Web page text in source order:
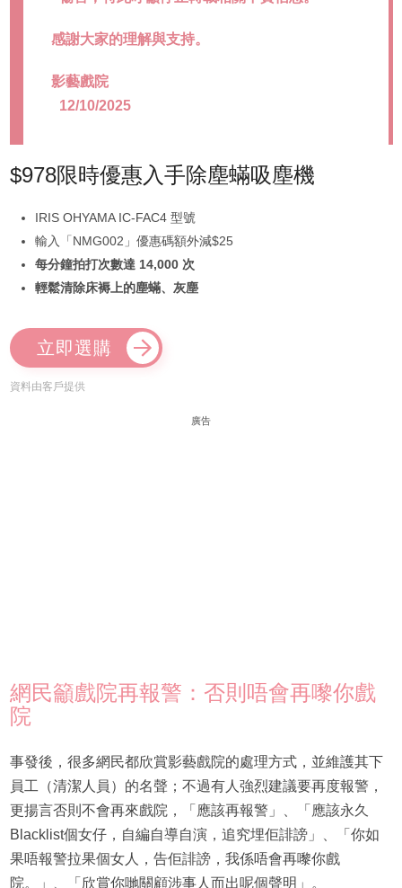
感謝大家的理解與支持。
影藝戲院
12/10/2025
$978限時優惠入手除塵蟎吸塵機
IRIS OHYAMA IC-FAC4 型號
輸入「NMG002」優惠碼額外減$25
每分鐘拍打次數達 14,000 次
輕鬆清除床褥上的塵蟎、灰塵
立即選購
資料由客戶提供
廣告
網民籲戲院再報警：否則唔會再嚟你戲
院
事發後，很多網民都欣賞影藝戲院的處理方式，並維護其下
員工（清潔人員）的名聲；不過有人強烈建議要再度報警，
更揚言否則不會再來戲院，「應該再報警」、「應該永久
Blacklist個女仔，自編自導自演，追究埋佢誹謗」、「你如
果唔報警拉果個女人，告佢誹謗，我係唔會再嚟你戲
院。」、「欣賞你哋關顧涉事人而出呢個聲明」。